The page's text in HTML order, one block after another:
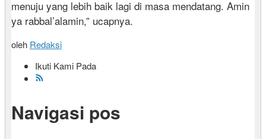
menuju yang lebih baik lagi di masa mendatang. Amin
ya rabbal’alamin,” ucapnya.
oleh Redaksi
Ikuti Kami Pada
Navigasi pos